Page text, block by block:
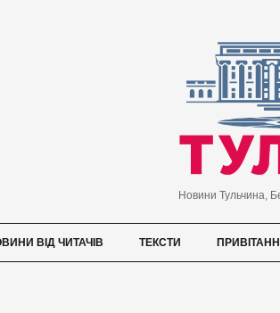
Новини Тульчина,
ВІД ЧИТАЧІВ ТЕКСТИ